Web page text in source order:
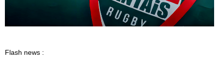
Flash news :